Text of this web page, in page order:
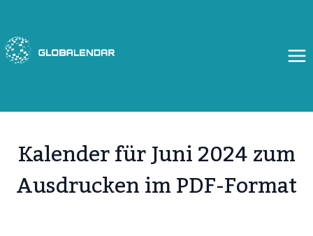
springen
Kalender für Juni 2024 zum
Ausdrucken im PDF-Format